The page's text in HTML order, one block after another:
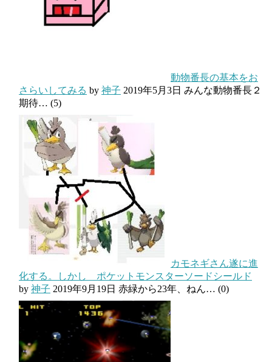
動物番長の基本をお
さらいしてみる by 神子 2019年5月3日 みんな動物番長２
期待… (5)
カモネギさん遂に進
化する。しかし ポケットモンスターソードシールド
by 神子 2019年9月19日 赤緑から23年、ねん… (0)